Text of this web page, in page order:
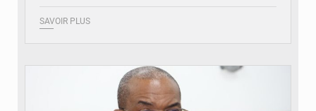
SAVOIR PLUS